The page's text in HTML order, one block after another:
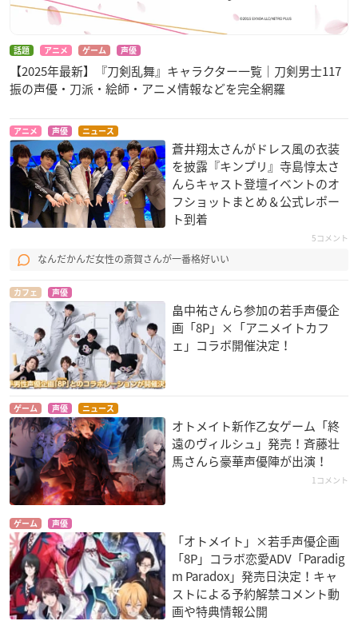
話題 アニメ ゲーム 声優
【2025年最新】『刀剣乱舞』キャラクター一覧｜刀剣男士117
振の声優・刀派・絵師・アニメ情報などを完全網羅
アニメ 声優 ニュース
蒼井翔太さんがドレス風の衣装
を披露『キンプリ』寺島惇太さ
んらキャスト登壇イベントのオ
フショットまとめ＆公式レポー
ト到着
5コメント
なんだかんだ女性の斎賀さんが一番格好いい
カフェ 声優
畠中祐さんら参加の若手声優企
画「8P」×「アニメイトカフ
ェ」コラボ開催決定！
ゲーム 声優 ニュース
オトメイト新作乙女ゲーム「終
遠のヴィルシュ」発売！斉藤壮
馬さんら豪華声優陣が出演！
1コメント
ゲーム 声優
「オトメイト」×若手声優企画
「8P」コラボ恋愛ADV「Paradig
m Paradox」発売日決定！キャ
ストによる予約解禁コメント動
画や特典情報公開